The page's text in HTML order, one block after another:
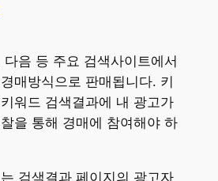
음 등 주요 검색사이트에서
매방식으로 판매됩니다. 키
워드 검색결과에 내 광고가
을 통해 경매에 참여해야 하
검색결과 페이지의 광고자